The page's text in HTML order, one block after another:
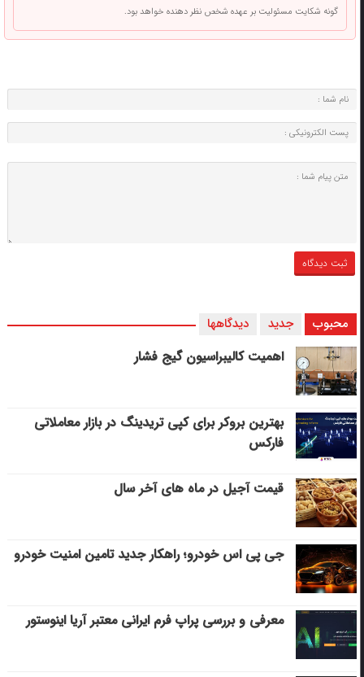
گونه شکایت مسئولیت بر عهده شخص نظر دهنده خواهد بود.
محبوب جدید دیدگاهها
اهمیت کالیبراسیون گیج فشار
بهترین بروکر برای کپی‌ تریدینگ در بازار معاملاتی
فارکس
قیمت آجیل در ماه های آخر سال
جی پی اس خودرو؛ راهکار جدید تامین امنیت خودرو
معرفی و بررسی پراپ فرم ایرانی معتبر آریا اینوستور